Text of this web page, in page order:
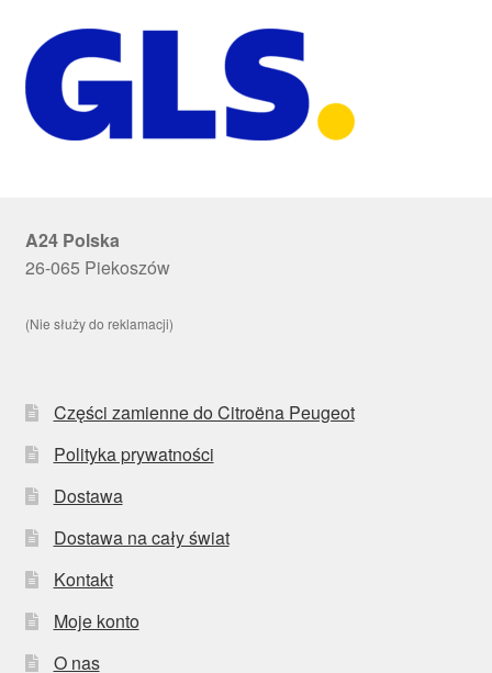
A24 Polska
26-065 Piekoszów
(Nie służy do reklamacji)
Części zamienne do Citroëna Peugeot
Polityka prywatności
Dostawa
Dostawa na cały świat
Kontakt
Moje konto
O nas